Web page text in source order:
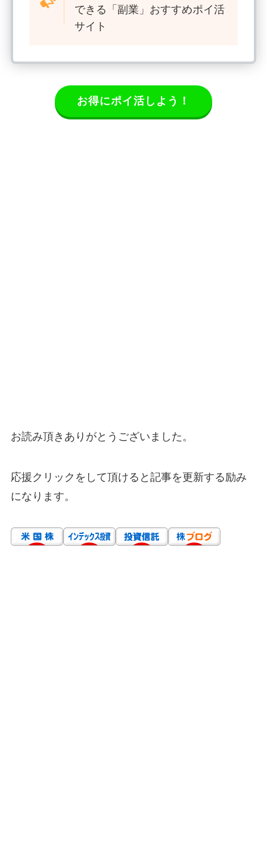
できる「副業」おすすめポイ活
サイト
お得にポイ活しよう！
お読み頂きありがとうございました。
応援クリックをして頂けると記事を更新する励み
になります。